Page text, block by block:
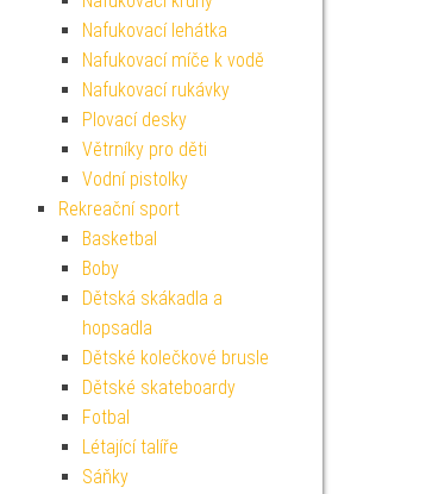
Nafukovací lehátka
Nafukovací míče k vodě
Nafukovací rukávky
Plovací desky
Větrníky pro děti
Vodní pistolky
Rekreační sport
Basketbal
Boby
Dětská skákadla a
hopsadla
Dětské kolečkové brusle
Dětské skateboardy
Fotbal
Létající talíře
Sáňky